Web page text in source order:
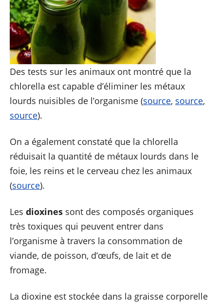
Des tests sur les animaux ont montré que la
chlorella est capable d’éliminer les métaux
lourds nuisibles de l’organisme (source, source,
source).
On a également constaté que la chlorella
réduisait la quantité de métaux lourds dans le
foie, les reins et le cerveau chez les animaux
(source).
Les dioxines sont des composés organiques
très toxiques qui peuvent entrer dans
l’organisme à travers la consommation de
viande, de poisson, d’œufs, de lait et de
fromage.
La dioxine est stockée dans la graisse corporelle